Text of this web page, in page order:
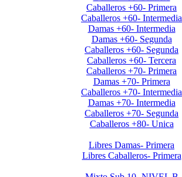
Caballeros +60- Primera
Caballeros +60- Intermedia
Damas +60- Intermedia
Damas +60- Segunda
Caballeros +60- Segunda
Caballeros +60- Tercera
Caballeros +70- Primera
Damas +70- Primera
Caballeros +70- Intermedia
Damas +70- Intermedia
Caballeros +70- Segunda
Caballeros +80- Unica
Libres Damas- Primera
Libres Caballeros- Primera